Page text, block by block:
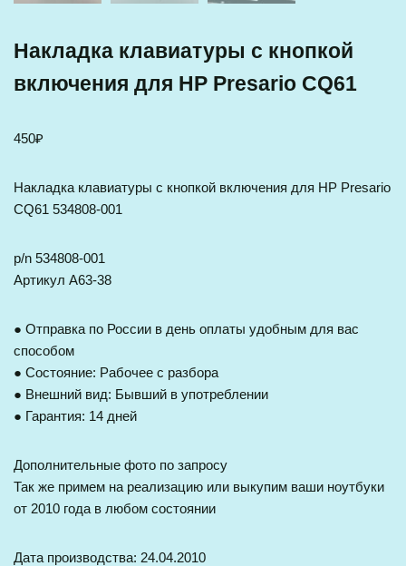
Накладка клавиатуры с кнопкой
включения для HP Presario CQ61
450₽
Накладка клавиатуры с кнопкой включения для HP Presario
CQ61 534808-001
p/n 534808-001
Артикул A63-38
● Отправка по России в день оплаты удобным для вас
способом
● Состояние: Рабочее с разбора
● Внешний вид: Бывший в употреблении
● Гарантия: 14 дней
Дополнительные фото по запросу
Так же примем на реализацию или выкупим ваши ноутбуки
от 2010 года в любом состоянии
Дата производства: 24.04.2010